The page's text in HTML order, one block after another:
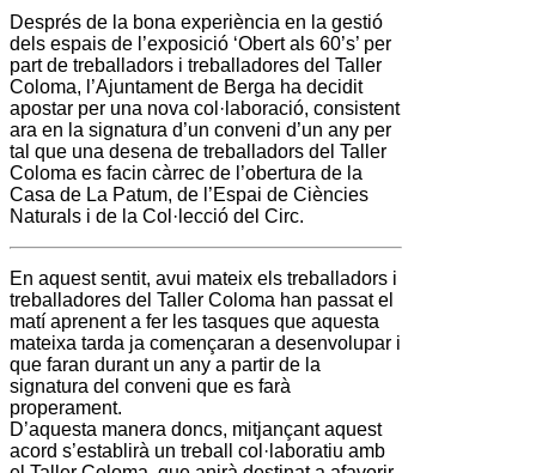
Després de la bona experiència en la gestió
dels espais de l’exposició ‘Obert als 60’s’ per
part de treballadors i treballadores del Taller
Coloma, l’Ajuntament de Berga ha decidit
apostar per una nova col·laboració, consistent
ara en la signatura d’un conveni d’un any per
tal que una desena de treballadors del Taller
Coloma es facin càrrec de l’obertura de la
Casa de La Patum, de l’Espai de Ciències
Naturals i de la Col·lecció del Circ.
En aquest sentit, avui mateix els treballadors i
treballadores del Taller Coloma han passat el
matí aprenent a fer les tasques que aquesta
mateixa tarda ja començaran a desenvolupar i
que faran durant un any a partir de la
signatura del conveni que es farà
properament.
D’aquesta manera doncs, mitjançant aquest
acord s’establirà un treball col·laboratiu amb